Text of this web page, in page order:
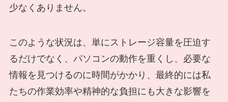
少なくありません。
このような状況は、単にストレージ容量を圧迫す
るだけでなく、パソコンの動作を重くし、必要な
情報を見つけるのに時間がかかり、最終的には私
たちの作業効率や精神的な負担にも大きな影響を